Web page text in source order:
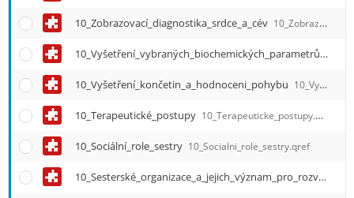
10_Zobrazovací_diagnostika_srdce_a_cév 10_Zobrazovaci_diagnostika_srdce_a_cev.qref
10_Vyšetření_vybraných_biochemických_parametrů
10_Vyšetření_končetin_a_hodnoceni_pohybu 10_Vysetreni_koncetin_a_hodnoceni_pohybu.qref
10_Terapeutické_postupy 10_Terapeuticke_postupy.qref
10_Sociální_role_sestry 10_Socialni_role_sestry.qref
10_Sesterské_organizace_a_jejich_význam_pro_rozvoj_oboru_ošetřovatelství